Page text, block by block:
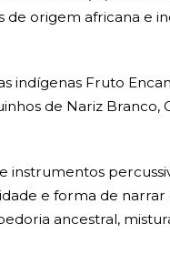
de origem africana e
indígenas Fruto
de Nariz Branco,
instrumentos
e forma de
ancestral,